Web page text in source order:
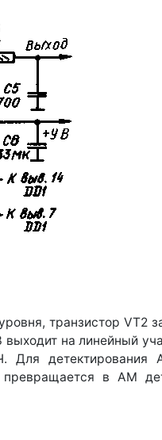
транзистор VT2
на линейный
Для детектирования
в AM